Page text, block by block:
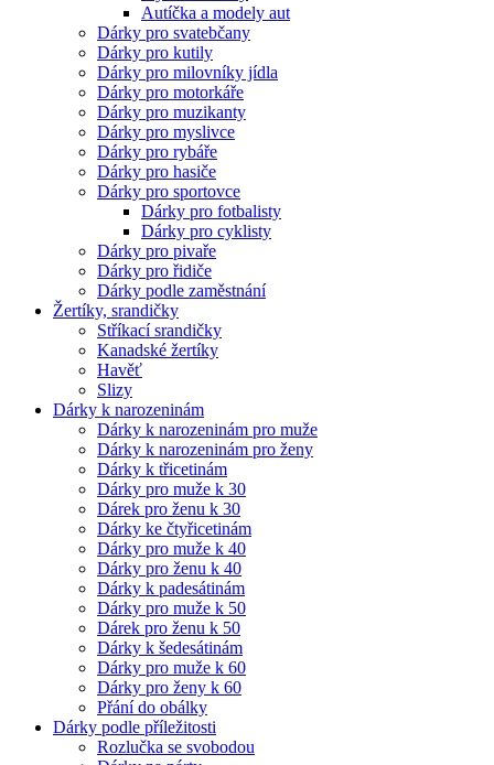
Autíčka a modely aut
Dárky pro svatebčany
Dárky pro kutily
Dárky pro milovníky jídla
Dárky pro motorkáře
Dárky pro muzikanty
Dárky pro myslivce
Dárky pro rybáře
Dárky pro hasiče
Dárky pro sportovce
Dárky pro fotbalisty
Dárky pro cyklisty
Dárky pro pivaře
Dárky pro řidiče
Dárky podle zaměstnání
Žertíky, srandičky
Stříkací srandičky
Kanadské žertíky
Havěť
Slizy
Dárky k narozeninám
Dárky k narozeninám pro muže
Dárky k narozeninám pro ženy
Dárky k třicetinám
Dárky pro muže k 30
Dárek pro ženu k 30
Dárky ke čtyřicetinám
Dárky pro muže k 40
Dárky pro ženu k 40
Dárky k padesátinám
Dárky pro muže k 50
Dárek pro ženu k 50
Dárky k šedesátinám
Dárky pro muže k 60
Dárky pro ženy k 60
Přání do obálky
Dárky podle příležitosti
Rozlučka se svobodou